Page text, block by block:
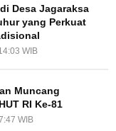
Desa Jagaraksa
yang Perkuat
WIB
Muncang
RI Ke-81
WIB